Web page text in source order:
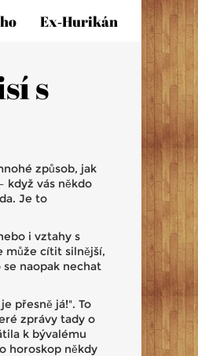
Ex‑hurikán
s
způsob, jak
když vás někdo
Je to
i vztahy s
může cítit silnější,
naopak nechat
přesně já!". To
zprávy tady o
k bývalému
horoskop někdy